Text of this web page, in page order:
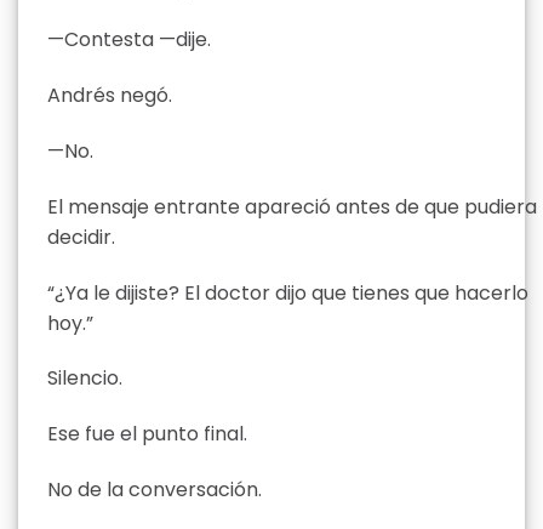
—Contesta —dije.
Andrés negó.
—No.
El mensaje entrante apareció antes de que pudiera
decidir.
“¿Ya le dijiste? El doctor dijo que tienes que hacerlo
hoy.”
Silencio.
Ese fue el punto final.
No de la conversación.